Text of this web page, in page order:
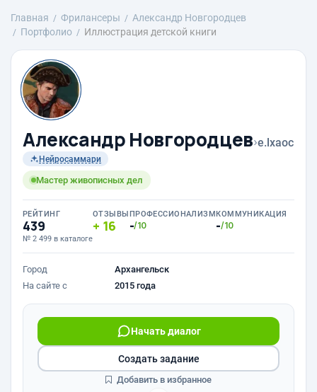
Главная Фрилансеры
Александр Новгородцев
Портфолио
Иллюстрация детской книги
Александр Новгородцев›e.lxaoc
Нейросаммари
Мастер живописных дел
РЕЙТИНГ
439
№ 2 499 в каталоге
ОТЗЫВЫ
16
ПРОФЕССИОНАЛИЗМ
-/10
КОММУНИКАЦИЯ
-/10
Город
Архангельск
На сайте с
2015 года
Начать диалог
Создать задание
Добавить в избранное